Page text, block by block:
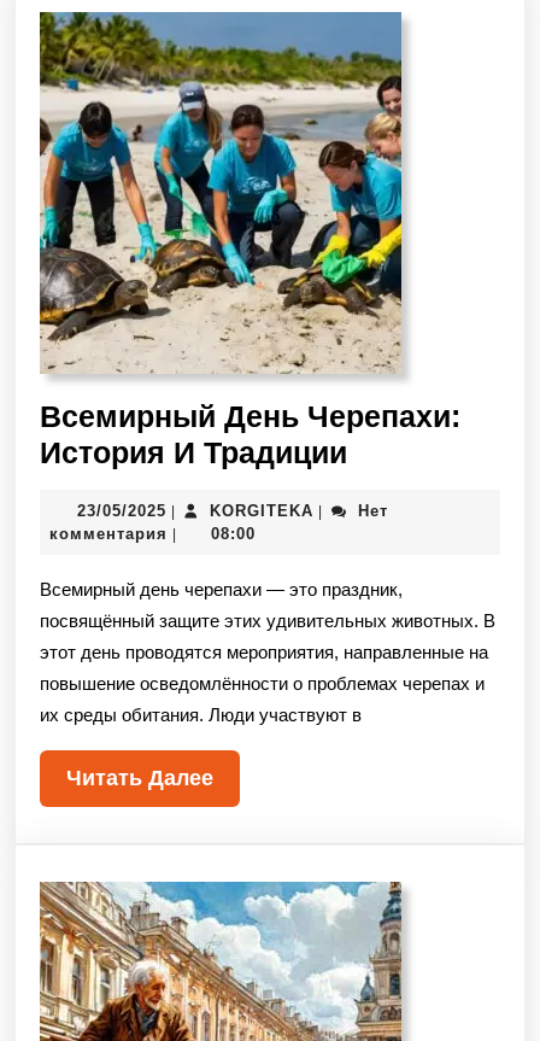
Всемирный День Черепахи:
История И Традиции
23/05/2025 | KORGITEKA |
Нет
комментария | 08:00
Всемирный день черепахи — это праздник,
посвящённый защите этих удивительных животных. В
этот день проводятся мероприятия, направленные на
повышение осведомлённости о проблемах черепах и
их среды обитания. Люди участвуют в
Читать Далее